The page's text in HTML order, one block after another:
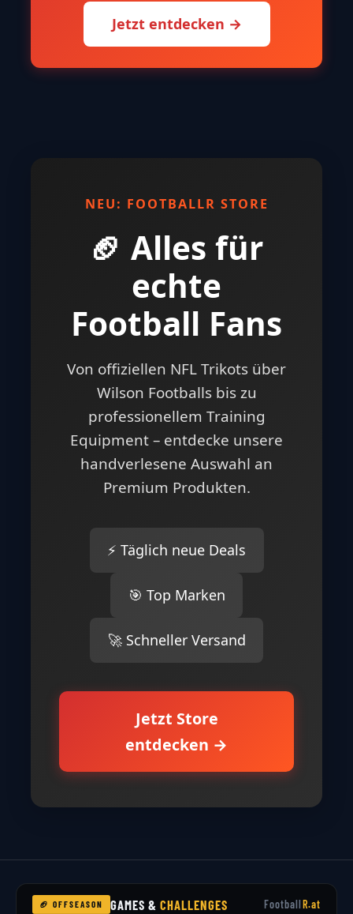
Jetzt entdecken →
NEU: FOOTBALLR STORE
🏈 Alles für
echte
Football Fans
Von offiziellen NFL Trikots über
Wilson Footballs bis zu
professionellem Training
Equipment – entdecke unsere
handverlesene Auswahl an
Premium Produkten.
⚡ Täglich neue Deals
🎯 Top Marken
🚀 Schneller Versand
Jetzt Store
entdecken →
🏈 OFFSEASON GAMES &CHALLENGES FootballR.at